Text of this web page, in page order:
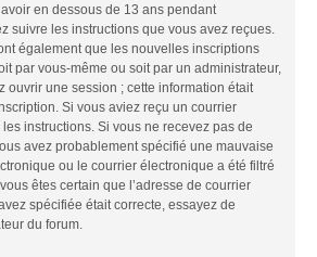
en dessous de 13 ans pendant
suivre les instructions que vous avez reçues.
également que les nouvelles inscriptions
par vous-même ou soit par un administrateur,
ouvrir une session ; cette information était
Si vous aviez reçu un courrier
instructions. Si vous ne recevez pas de
avez probablement spécifié une mauvaise
ou le courrier électronique a été filtré
êtes certain que l’adresse de courrier
spécifiée était correcte, essayez de
du forum.